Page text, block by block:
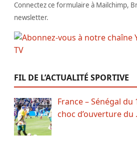
Connectez ce formulaire à Mailchimp,
newsletter.
FIL DE L’ACTUALITÉ SPORTIVE
France – Sénégal du
choc d’ouverture du